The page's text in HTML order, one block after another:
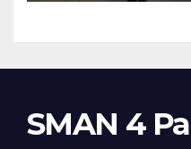
SMAN 4